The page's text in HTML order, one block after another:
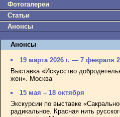
Фотогалереи
Статьи
Анонсы
Анонсы
19 марта 2026 г. — 7 февраля
Выставка «Искусство
жен». Москва
15 мая – 18 октября
Экскурсии по выставке
радикальное. Красная нить